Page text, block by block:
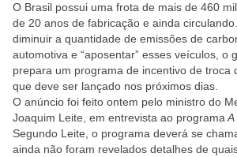
O Brasil possui uma frota de mais de 460
de 20 anos de fabricação e ainda
diminuir a quantidade de emissões de
automotiva e “aposentar” esses veículos, o
prepara um programa de incentivo de troca
que deve ser lançado nos próximos dias.
O anúncio foi feito ontem pelo ministro do
Joaquim Leite, em entrevista ao programa A
Segundo Leite, o programa deverá se
ainda não foram revelados detalhes de